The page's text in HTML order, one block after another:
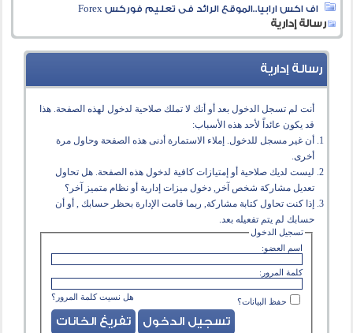
اف اكس ارابيا..الموقع الرائد فى تعليم فوركس Forex
رسالة إدارية
رسالة إدارية
أنت لم تسجل الدخول بعد أو أنك لا تملك صلاحية لدخول لهذه الصفحة. هذا
قد يكون عائداً لأحد هذه الأسباب:
أن غير مسجل للدخول. إملاء الاستمارة أدنى هذه الصفحة وحاول مرة
أخرى.
ليست لديك صلاحية أو إمتيازات كافية لدخول هذه الصفحة. هل تحاول
تعديل مشاركة شخص آخر, دخول ميزات إدارية أو نظام متميز آخر؟
إذا كنت تحاول كتابة مشاركة, ربما قامت الإدارة بحظر حسابك , أو أن
حسابك لم يتم تفعيله بعد.
تسجيل الدخول
اسم العضو:
كلمة المرور:
هل نسيت كلمة المرور؟ حفظ البيانات؟